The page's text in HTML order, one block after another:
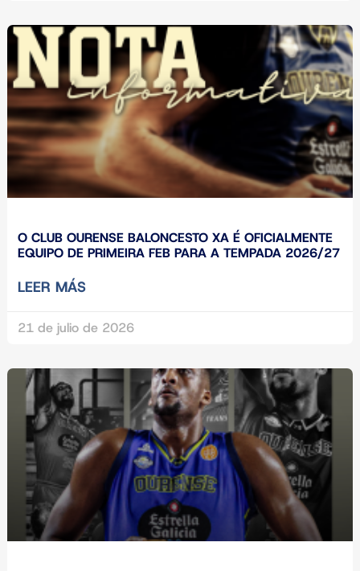
O CLUB OURENSE BALONCESTO XA É OFICIALMENTE
EQUIPO DE PRIMEIRA FEB PARA A TEMPADA 2026/27
LEER MÁS
21 de julio de 2026